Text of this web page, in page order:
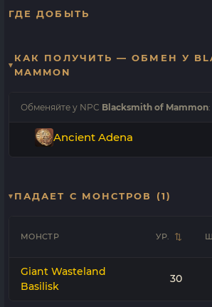
ГДЕ ДОБЫТЬ
КАК ПОЛУЧИТЬ — ОБМЕН У
MAMMON
Обменяйте у NPC Blacksmith of Mammon:
Ancient Adena
ПАДАЕТ С МОНСТРОВ (1)
МОНСТР УР.
Giant Wasteland
Basilisk
30